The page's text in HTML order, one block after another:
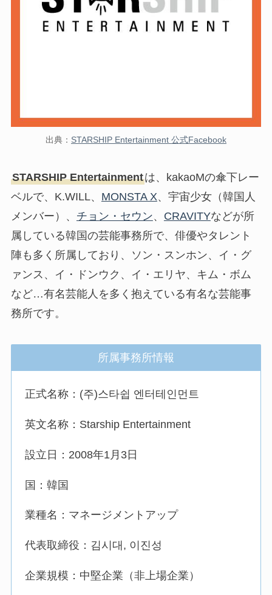
出典： STARSHIP Entertainment 公式Facebook
STARSHIP Entertainmentは、kakaoMの傘下レー
ベルで、K.WILL、 MONSTA X、宇宙少女（韓国人
メンバー）、 チョン・セウン、 CRAVITYなどが所
属している韓国の芸能事務所で、俳優やタレント
陣も多く所属しており、ソン・スンホン、イ・グ
ァンス、イ・ドンウク、イ・エリヤ、キム・ボム
など…有名芸能人を多く抱えている有名な芸能事
務所です。
所属事務所情報
正式名称：(주)스타쉽 엔터테인먼트
英文名称：Starship Entertainment
設立日：2008年1月3日
国：韓国
業種名：マネージメントアップ
代表取締役：김시대, 이진성
企業規模：中堅企業（非上場企業）